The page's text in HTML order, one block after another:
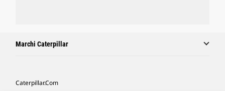
Marchi Caterpillar
Caterpillar.com